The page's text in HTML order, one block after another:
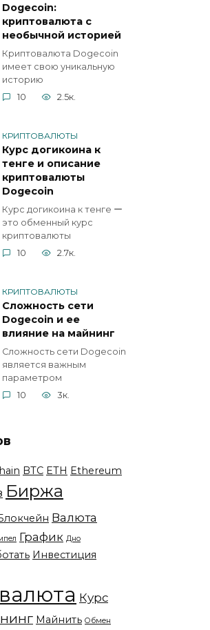
Dogecoin:
криптовалюта с
необычной историей
Криптовалюта Dogecoin
имеет свою уникальную
историю
10
2.5к.
КРИПТОВАЛЮТЫ
Курс догикоина к
тенге и описание
криптовалюты
Dogecoin
Курс догикоина к тенге ー
это обменный курс
криптовалюты
10
2.7к.
КРИПТОВАЛЮТЫ
Сложность сети
Dogecoin и ее
влияние на майнинг
Сложность сети Dogecoin
является важным
параметром
10
3к.
BTC ETH Ethereum
Биржа
Валюта
График Дно
Инвестиция
Курс
Майнить Обмен